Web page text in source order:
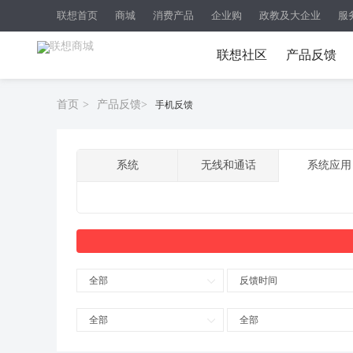
联想首页 商城 消费产品 企业购 政教及大企业 服
联想社区 产品反馈
首页 > 产品反馈> 手机反馈
系统 无线和通话 系统应用
全部 反馈时间
全部 全部